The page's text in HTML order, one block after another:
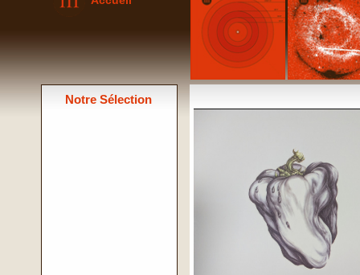
Notre Sélection